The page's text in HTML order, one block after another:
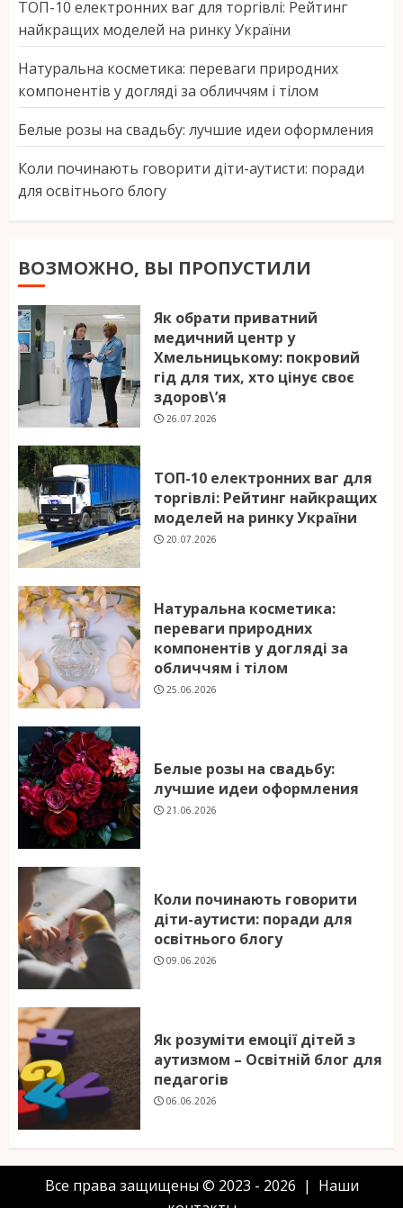
ТОП-10 електронних ваг для торгівлі: Рейтинг
найкращих моделей на ринку України
Натуральна косметика: переваги природних
компонентів у догляді за обличчям і тілом
Белые розы на свадьбу: лучшие идеи оформления
Коли починають говорити діти-аутисти: поради
для освітнього блогу
ВОЗМОЖНО, ВЫ ПРОПУСТИЛИ
Як обрати приватний
медичний центр у
Хмельницькому: покровий
гід для тих, хто цінує своє
здоров\’я
26.07.2026
ТОП-10 електронних ваг для
торгівлі: Рейтинг найкращих
моделей на ринку України
20.07.2026
Натуральна косметика:
переваги природних
компонентів у догляді за
обличчям і тілом
25.06.2026
Белые розы на свадьбу:
лучшие идеи оформления
21.06.2026
Коли починають говорити
діти-аутисти: поради для
освітнього блогу
09.06.2026
Як розуміти емоції дітей з
аутизмом – Освітній блог для
педагогів
06.06.2026
Все права защищены © 2023 - 2026 | Наши